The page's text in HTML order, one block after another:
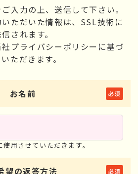
入力の上、送信して下さい。
ただいた情報は、SSL技術に
されます。
プライバシーポリシーに基づ
ただきます。
お名前
用させていただきます。
望の返答方法